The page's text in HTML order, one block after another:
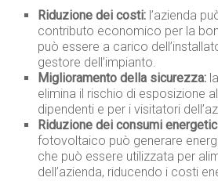
Riduzione dei costi: l’azienda
contributo economico per la
può essere a carico
gestore dell’impianto.
Miglioramento della sicurezza:
elimina il rischio di esposizione
dipendenti e per i visitatori
Riduzione dei consumi
fotovoltaico può generare
che può essere utilizzata per
dell’azienda, riducendo i costi